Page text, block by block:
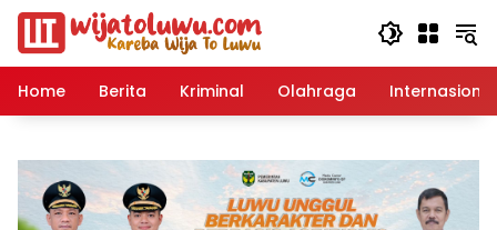
Langsung
konten
Home
Berita Kriminal Olahraga Internasional